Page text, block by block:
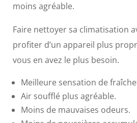
moins agréable.
Faire nettoyer sa climatisation
profiter d’un appareil plus
vous en avez le plus besoin.
Meilleure sensation de
Air soufflé plus agréable.
Moins de mauvaises odeurs.